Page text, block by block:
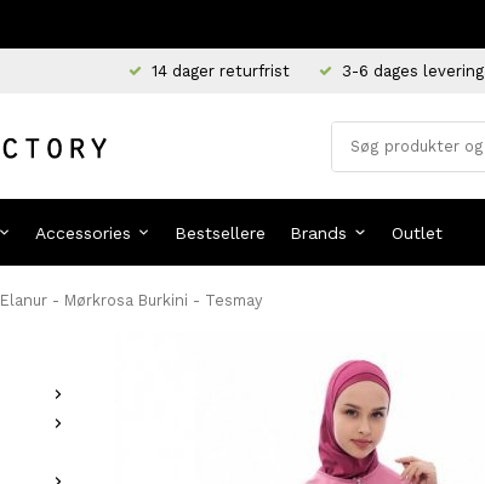
14 dager returfrist 3-6 dages levering
Accessories Bestsellere Brands Outlet
Elanur - Mørkrosa Burkini - Tesmay